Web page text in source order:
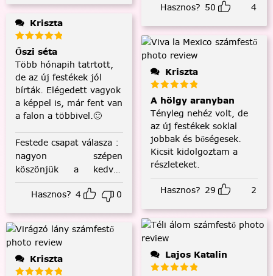
Kriszta
Őszi séta
Több hónapih tatrtott,
de az új festékek jól
bírták. Elégedett vagyok
a képpel is, már fent van
a falon a többivel.🙂
Festede csapat válasza :
nagyon szépen
köszönjük a kedves
visszajelzést! :)
Hasznos? 4 0
Kriszta
Hasznos? 50 4
Kriszta
A hölgy aranyban
Tényleg nehéz volt, de
az új festékek soklal
jobbak és bőségesek.
Kicsit kidolgoztam a
részleteket.
Hasznos? 29 2
Lajos Katalin